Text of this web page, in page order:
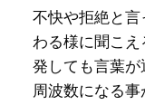
不快や拒絶と
わる様に聞こ
発しても言葉
周波数になる